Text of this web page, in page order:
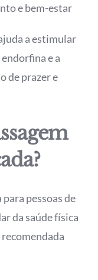
e bem-estar
a estimular
e a
de prazer e
pessoas de
da saúde física